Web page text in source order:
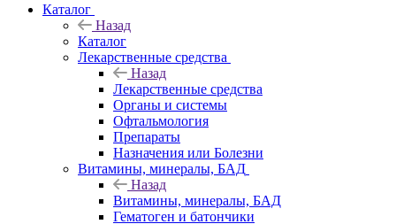
Каталог
Назад
Каталог
Лекарственные средства
Назад
Лекарственные средства
Органы и системы
Офтальмология
Препараты
Назначения или Болезни
Витамины, минералы, БАД
Назад
Витамины, минералы, БАД
Гематоген и батончики